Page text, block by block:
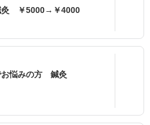
灸 ￥5000→￥4000
お悩みの方 鍼灸